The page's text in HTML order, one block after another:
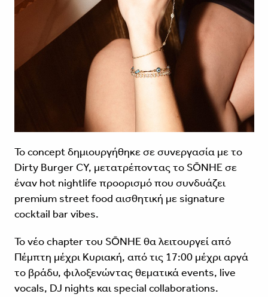
Το concept δημιουργήθηκε σε συνεργασία με το
Dirty Burger CY, μετατρέποντας το SŌNHE σε
έναν hot nightlife προορισμό που συνδυάζει
premium street food αισθητική με signature
cocktail bar vibes.
Το νέο chapter του SŌNHE θα λειτουργεί από
Πέμπτη μέχρι Κυριακή, από τις 17:00 μέχρι αργά
το βράδυ, φιλοξενώντας θεματικά events, live
vocals, DJ nights και special collaborations.